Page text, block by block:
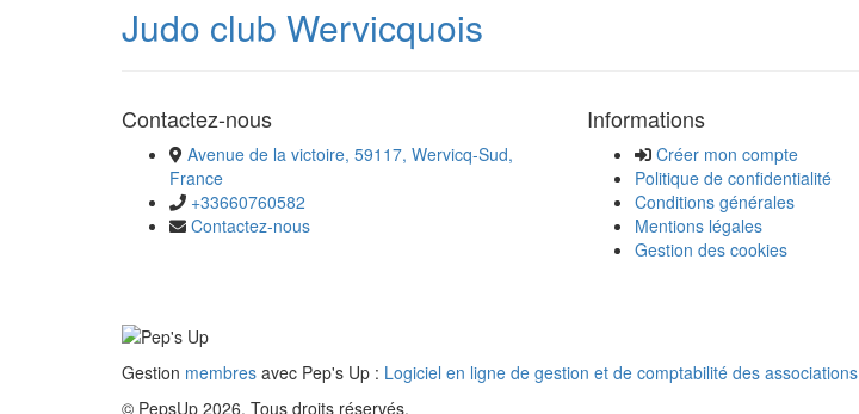
Judo club Wervicquois
Contactez-nous
Avenue de la victoire, 59117, Wervicq-Sud,
France
+33660760582
Contactez-nous
Informations
Créer mon compte
Politique de confidentialité
Conditions générales
Mentions légales
Gestion des cookies
Gestion membres avec Pep's Up : Logiciel en ligne de gestion et de comptabilité des associations
© PepsUp 2026. Tous droits réservés.